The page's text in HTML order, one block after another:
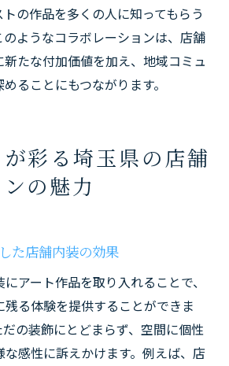
の作品を多くの人に知ってもらう
ようなコラボレーションは、店舗
たな付加価値を加え、地域コミュ
ることにもつながります。
彩る埼玉県の店舗
の魅力
た店舗内装の効果
アート作品を取り入れることで、
る体験を提供することができま
の装飾にとどまらず、空間に個性
な感性に訴えかけます。例えば、店